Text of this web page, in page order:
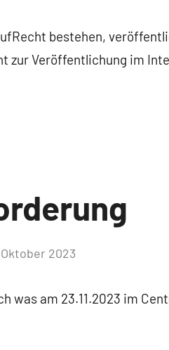
bestehen,
zur Veröffentlichung im
2023
was am 23.11.2023 im